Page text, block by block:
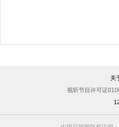
关
视听节目许可证